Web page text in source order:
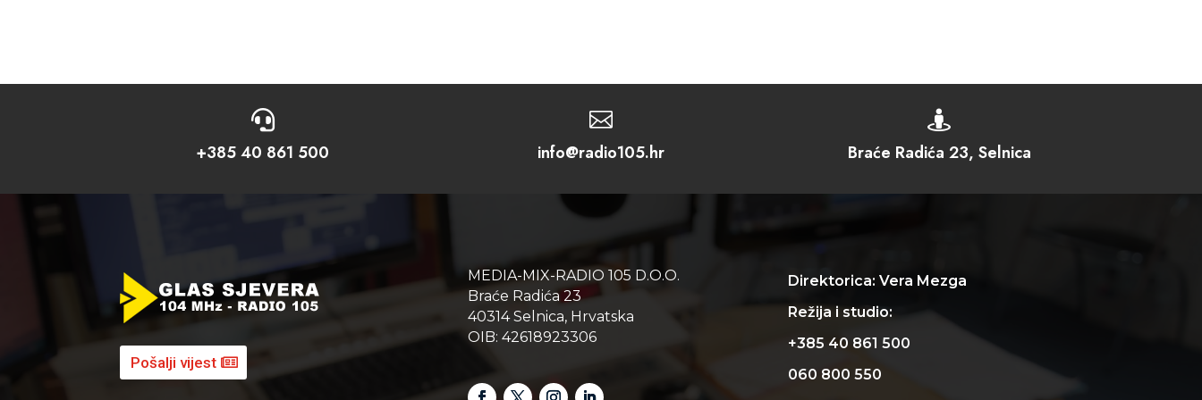

+385 40 861 500

info@radio105.hr

Braće Radića 23, Selnica
Pošalji vijest
MEDIA-MIX-RADIO 105 D.O.O.
Braće Radića 23
40314 Selnica, Hrvatska
OIB: 42618923306
Direktorica: Vera Mezga
Režija i studio:
+385 40 861 500
060 800 550